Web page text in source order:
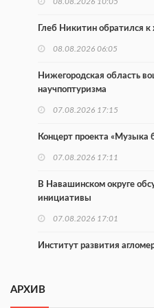
Глеб Никитин обратился
08.08.2026 06:05
Нижегородская область
научпоптуризма
07.08.2026 17:15
Концерт проекта «Музыка
07.08.2026 17:11
В Навашинском округе
инициативы
07.08.2026 17:01
Институт развития
С 8 августа изменят
АРХИВ